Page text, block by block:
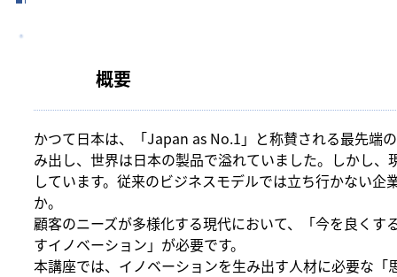
概要
かつて日本は、「Japan as No.1」と称賛される最先端
み出し、世界は日本の製品で溢れていました。しかし
しています。従来のビジネスモデルでは立ち行かない
か。
顧客のニーズが多様化する現代において、「今を良く
すイノベーション」が必要です。
本講座では、イノベーションを生み出す人材に必要な「